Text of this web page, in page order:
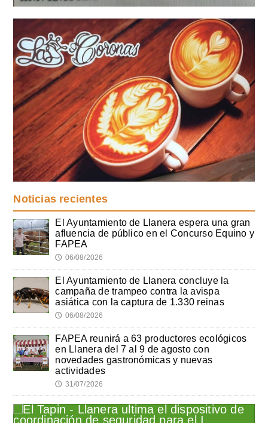
Noticias recientes
El Ayuntamiento de Llanera espera una gran
afluencia de público en el Concurso Equino y
FAPEA
🕔 06/08/2026
El Ayuntamiento de Llanera concluye la
campaña de trampeo contra la avispa
asiática con la captura de 1.330 reinas
🕔 06/08/2026
FAPEA reunirá a 63 productores ecológicos
en Llanera del 7 al 9 de agosto con
novedades gastronómicas y nuevas
actividades
🕔 31/07/2026